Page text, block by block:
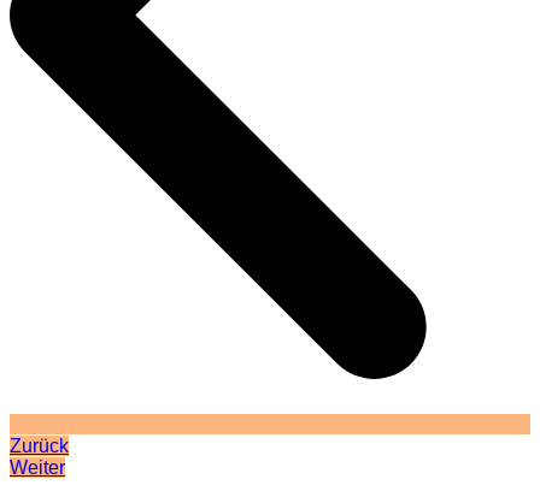
Zurück
Weiter